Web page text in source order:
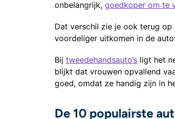
onbelangrijk, goedkoper om te
Dat verschil zie je ook terug
voordeliger uitkomen in de
Bij tweedehandsauto’s ligt het
blijkt dat vrouwen opvallend
goed, omdat ze handig zijn in
De 10 populairste